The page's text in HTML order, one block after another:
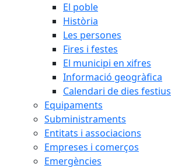
El poble
Història
Les persones
Fires i festes
El municipi en xifres
Informació geogràfica
Calendari de dies festius
Equipaments
Subministraments
Entitats i associacions
Empreses i comerços
Emergències